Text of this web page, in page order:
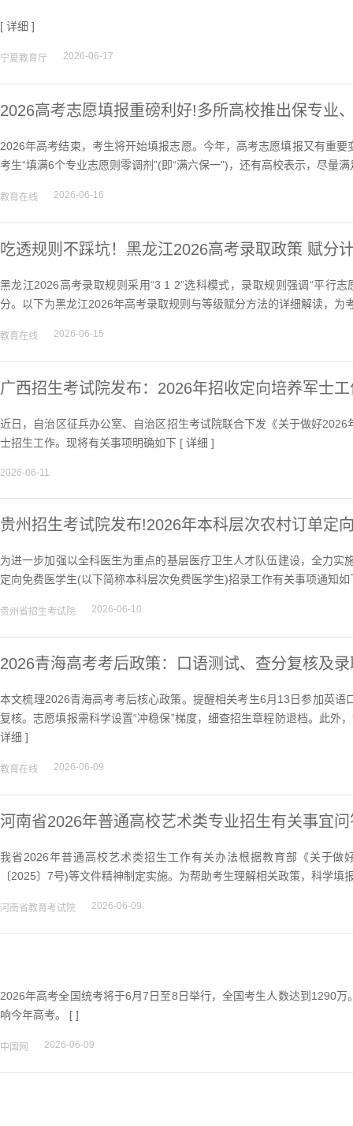
[ 详细 ]
宁夏教育厅 2026-06-17
2026高考志愿填报重磅利好!多所高校推出保专业
2026年高考结束，考生将开始填报志愿。今年，高考志愿填报又有重
考生“填满6个专业志愿则零调剂”(即“满六保一”)，还有高校表示，尽量
教育在线 2026-06-16
吃透规则不踩坑！黑龙江2026高考录取政策 赋分
黑龙江2026高考录取规则采用“3 1 2”选科模式，录取规则强调“平行
分。以下为黑龙江2026年高考录取规则与等级赋分方法的详细解读，为
教育在线 2026-06-15
广西招生考试院发布：2026年招收定向培养军士
近日，自治区征兵办公室、自治区招生考试院联合下发《关于做好
士招生工作。现将有关事项明确如下 [ 详细 ]
2026-06-11
贵州招生考试院发布!2026年本科层次农村订单定
为进一步加强以全科医生为重点的基层医疗卫生人才队伍建设，全力
定向免费医学生(以下简称本科层次免费医学生)招录工作有关事项通知
贵州省招生考试院 2026-06-10
2026青海高考考后政策：口语测试、查分复核及
本文梳理2026青海高考考后核心政策。提醒相关考生6月13日参加英
复核。志愿填报需科学设置“冲稳保”梯度，细查招生章程防退档。此
详细 ]
教育在线 2026-06-09
河南省2026年普通高校艺术类专业招生有关事宜问
我省2026年普通高校艺术类招生工作有关办法根据教育部《关于
〔2025〕7号)等文件精神制定实施。为帮助考生理解相关政策，科学
河南省教育考试院 2026-06-09
2026年高考全国统考将于6月7日至8日举行，全国考生人数达到1290
响今年高考。 [ ]
中国网 2026-06-09